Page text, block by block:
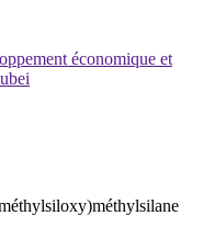
économique et